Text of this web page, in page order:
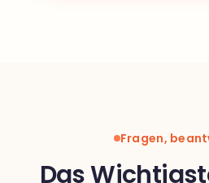
Fragen,
Das